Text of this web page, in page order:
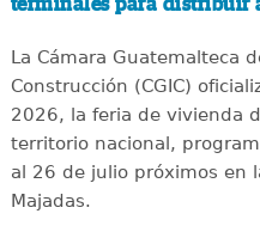
terminales para distribuir
La Cámara Guatemalteca
Construcción (CGIC)
2026, la feria de vivienda
territorio nacional,
al 26 de julio próximos en
Majadas.